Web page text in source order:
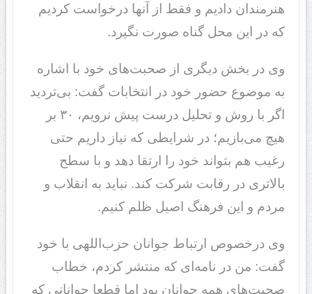
هنرمندان دادیم و فقط از آنها درخواست کردیم
که در این محل گناه صورت نگیرد.
وی در بخش دیگری از صحبت‌های خود با اشاره
به موضوع حضور خود در انتخابات گفت: بی‌تردید
اگر با روش و تحلیل درست پیش نرویم، ۳۰ بر
هیچ می‌بازیم؛ در شرایطی که نیاز داریم حتی
رغیب هم بتواند خود را ارتقا دهد و با سطح
بالاتری در رقابت شرکت کند. نباید به انقلاب و
مردم و این فرهنگ اصیل ظلم کنیم.
وی درخصوص ارتباط جوانان حزب‌اللهی با خود
گفت: من در نامه‌ای که منتشر کردم، خطاب
صحبت‌های همه جوانان بود اما قطعا جوانانی که